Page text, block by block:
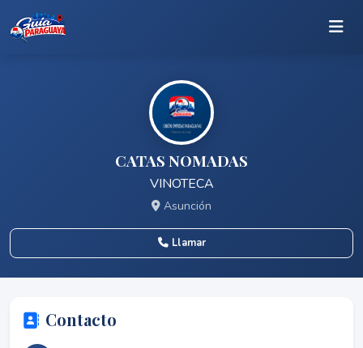
CATAS NOMADAS
VINOTECA
Asunción
Llamar
Contacto